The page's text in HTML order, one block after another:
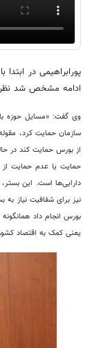
پورابراهیمی در
ادامه مشخص شد
وی گفت: «مسایل حوزه
سازمان حمایت کرد،
از بورس حمایت کند در
حمایت یا عدم حمایت از
دارایی‌ها است. این
نیز برای شفافیت نیاز
بورس انجام داد
یعنی کمک به اقتصاد